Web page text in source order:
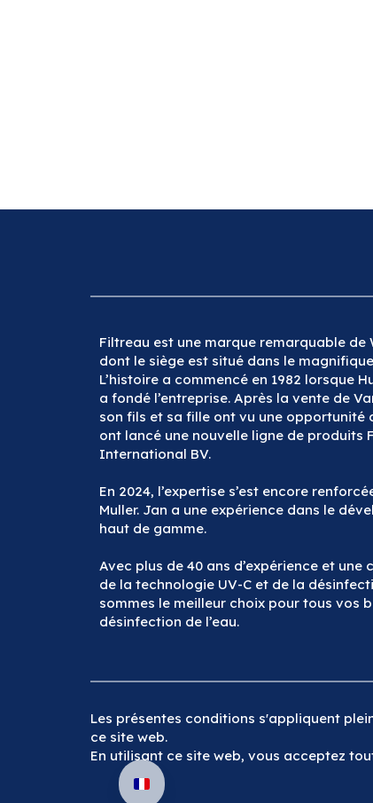
Filtreau est une marque remarquable
dont le siège est situé dans le
L’histoire a commencé en 1982 lorsque
a fondé l’entreprise. Après la vente de
son fils et sa fille ont vu une opportunité
ont lancé une nouvelle ligne de produits
International BV.
En 2024, l’expertise s’est encore
Muller. Jan a une expérience dans le
haut de gamme.
Avec plus de 40 ans d’expérience et une
de la technologie UV-C et de la
sommes le meilleur choix pour tous vos
désinfection de l’eau.
Les présentes conditions s'appliquent
ce site web.
En utilisant ce site web, vous acceptez